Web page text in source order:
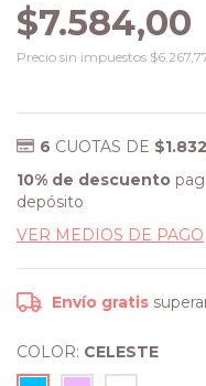
$7.584,00
Precio sin impuestos
6 CUOTAS DE
10% de descuento
depósito
VER MEDIOS DE PAGO
Envío gratis
COLOR: CELESTE